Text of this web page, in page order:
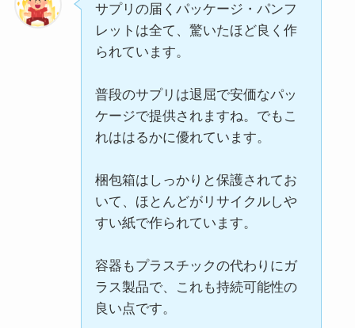
サプリの届くパッケージ・パンフ
レットは全て、驚いたほど良く作
られています。
普段のサプリは退屈で安価なパッ
ケージで提供されますね。でもこ
れははるかに優れています。
梱包箱はしっかりと保護されてお
いて、ほとんどがリサイクルしや
すい紙で作られています。
容器もプラスチックの代わりにガ
ラス製品で、これも持続可能性の
良い点です。